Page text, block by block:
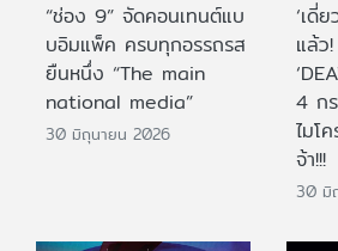
“ช่อง 9” จัดคอนเทนต์แบ
บอิมแพ็ค ครบทุกอรรถรส
ยืนหนึ่ง “The main
national media”
30 มิถุนายน 2026
‘เดี่
แล้ว
4 ก
ไมโ
จ้า!!!
30 มิ